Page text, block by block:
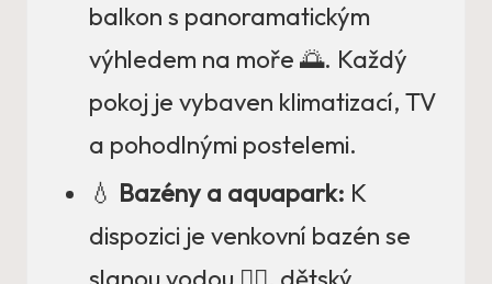
balkon s panoramatickým
výhledem na moře 🌅. Každý
pokoj je vybaven klimatizací, TV
a pohodlnými postelemi.
💧 Bazény a aquapark: K
dispozici je venkovní bazén se